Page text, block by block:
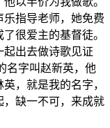
指导老师，她免费
很爱主的基督徒。
出去做诗歌见证
名字叫赵新英，他
，就是我的名字，
，缺一不可，来成就